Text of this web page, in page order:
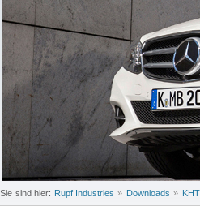
Sie sind hier: Rupf Industries » Downloads »